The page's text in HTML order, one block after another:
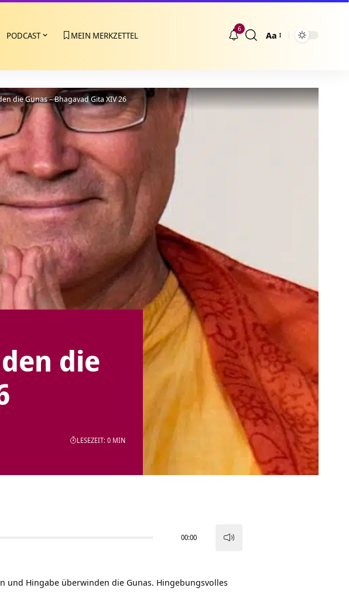
PODCAST MEIN MERKZETTEL
6
Größenänderung
Aa
die Gunas – Bhagavad Gita XIV 26
die
LESEZEIT: 0 MIN
00:00
und Hingabe überwinden die Gunas. Hingebungsvolles